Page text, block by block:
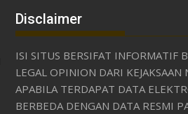
Disclaimer
ISI SITUS BERSIFAT INFORMATIF
LEGAL OPINION DARI KEJAKSAAN
APABILA TERDAPAT DATA
BERBEDA DENGAN DATA RESMI